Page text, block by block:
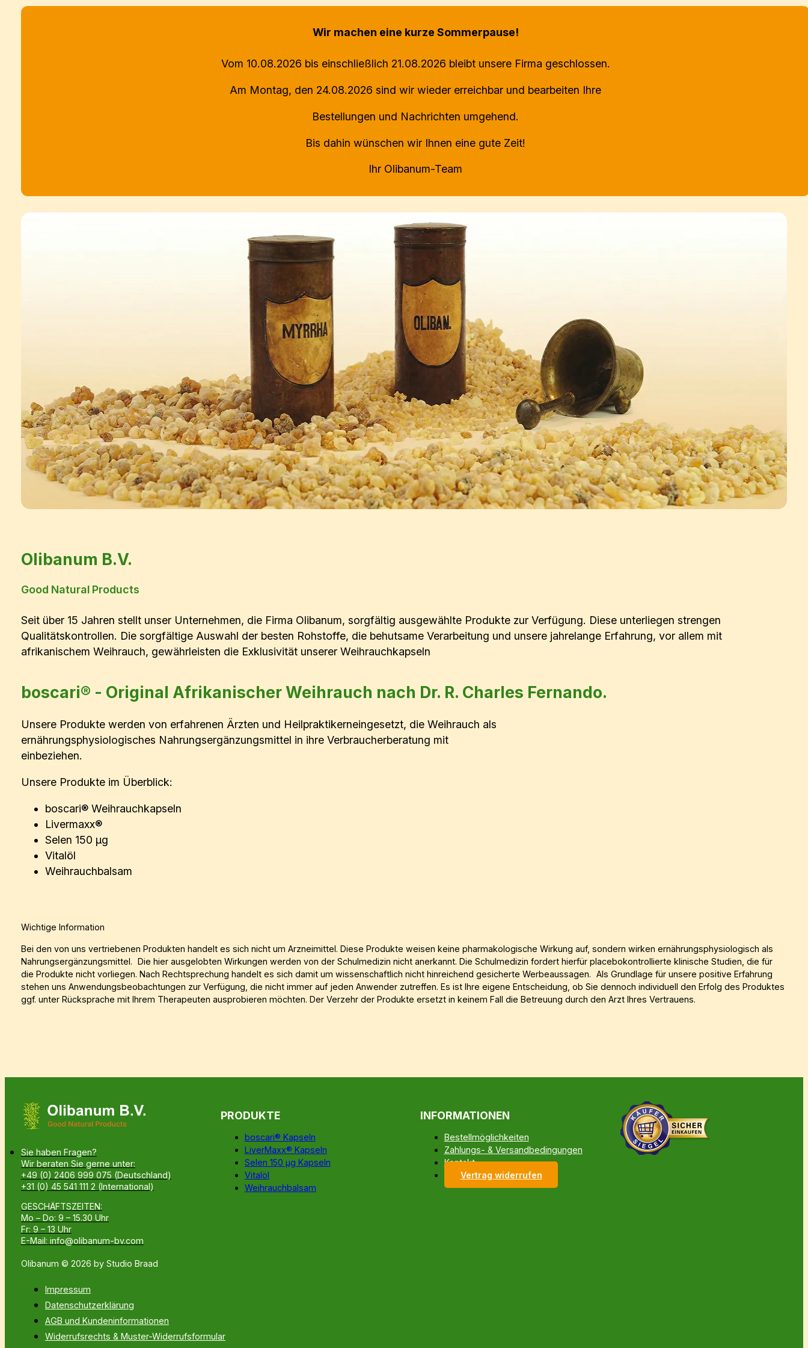
Wir machen eine kurze Sommerpause!
Vom 10.08.2026 bis einschließlich 21.08.2026 bleibt unsere Firma geschlossen.
Am Montag, den 24.08.2026 sind wir wieder erreichbar und bearbeiten Ihre
Bestellungen und Nachrichten umgehend.
Bis dahin wünschen wir Ihnen eine gute Zeit!
Ihr Olibanum-Team
Olibanum B.V.
Good Natural Products
Seit über 15 Jahren stellt unser Unternehmen, die Firma Olibanum, sorgfältig ausgewählte Produkte zur Verfügung. Diese unterliegen strengen
Qualitätskontrollen. Die sorgfältige Auswahl der besten Rohstoffe, die behutsame Verarbeitung und unsere jahrelange Erfahrung, vor allem mit
afrikanischem Weihrauch, gewährleisten die Exklusivität unserer Weihrauchkapseln
boscari® - Original Afrikanischer Weihrauch nach Dr. R. Charles Fernando.
Unsere Produkte werden von erfahrenen Ärzten und Heilpraktikerneingesetzt, die Weihrauch als
ernährungsphysiologisches Nahrungsergänzungsmittel in ihre Verbraucherberatung mit
einbeziehen.
Unsere Produkte im Überblick:
boscari® Weihrauchkapseln
Livermaxx®
Selen 150 µg
Vitalöl
Weihrauchbalsam
Wichtige Information
Bei den von uns vertriebenen Produkten handelt es sich nicht um Arzneimittel. Diese Produkte weisen keine pharmakologische Wirkung auf, sondern wirken ernährungsphysiologisch als
Nahrungsergänzungsmittel. Die hier ausgelobten Wirkungen werden von der Schulmedizin nicht anerkannt. Die Schulmedizin fordert hierfür placebokontrollierte klinische Studien, die für
die Produkte nicht vorliegen. Nach Rechtsprechung handelt es sich damit um wissenschaftlich nicht hinreichend gesicherte Werbeaussagen. Als Grundlage für unsere positive Erfahrung
stehen uns Anwendungsbeobachtungen zur Verfügung, die nicht immer auf jeden Anwender zutreffen. Es ist Ihre eigene Entscheidung, ob Sie dennoch individuell den Erfolg des Produktes
ggf. unter Rücksprache mit Ihrem Therapeuten ausprobieren möchten. Der Verzehr der Produkte ersetzt in keinem Fall die Betreuung durch den Arzt Ihres Vertrauens.
Sie haben Fragen?
Wir beraten Sie gerne unter:
+49 (0) 2406 999 075 (Deutschland)
+31 (0) 45 541 111 2 (International)
GESCHÄFTSZEITEN:
Mo – Do: 9 – 15.30 Uhr
Fr: 9 – 13 Uhr
E-Mail: info@olibanum-bv.com
PRODUKTE
boscari® Kapseln
LiverMaxx® Kapseln
Selen 150 µg Kapseln
Vitalöl
Weihrauchbalsam
INFORMATIONEN
Bestellmöglichkeiten
Zahlungs- & Versandbedingungen
Kontakt
Vertrag widerrufen
Olibanum © 2026 by Studio Braad
Impressum
Datenschutzerklärung
AGB und Kundeninformationen
Widerrufsrechts & Muster-Widerrufsformular